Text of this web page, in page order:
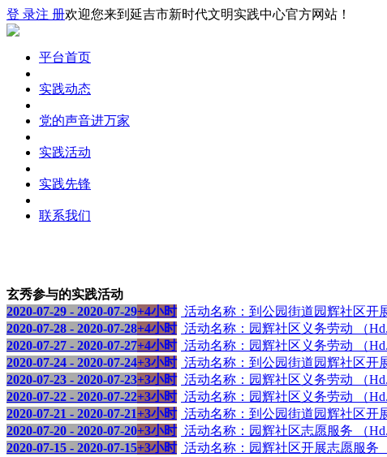
登 录注 册欢迎您来到延吉市新时代文明实践中心官方网站！
平台首页
实践动态
党的声音进万家
实践活动
实践先锋
联系我们
玄秀参与的实践活动
2020-07-29 - 2020-07-29+4小时 活动名称：到公园街道园辉社区开
2020-07-28 - 2020-07-28+4小时 活动名称：园辉社区义务劳动 （
2020-07-27 - 2020-07-27+4小时 活动名称：园辉社区义务劳动 （
2020-07-24 - 2020-07-24+3小时 活动名称：到公园街道园辉社区开
2020-07-23 - 2020-07-23+3小时 活动名称：园辉社区义务劳动 （
2020-07-22 - 2020-07-22+3小时 活动名称：园辉社区义务劳动 （
2020-07-21 - 2020-07-21+3小时 活动名称：到公园街道园辉社区开
2020-07-20 - 2020-07-20+3小时 活动名称：园辉社区志愿服务 （
2020-07-15 - 2020-07-15+3小时 活动名称：园辉社区开展志愿服务